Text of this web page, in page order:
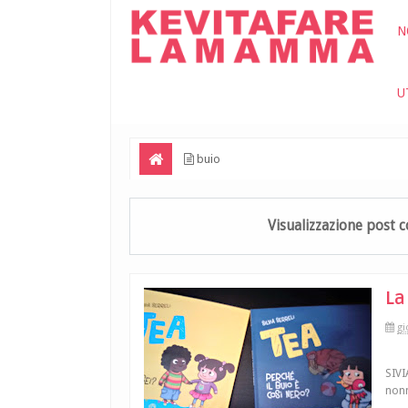
buio
Visualizzazione post